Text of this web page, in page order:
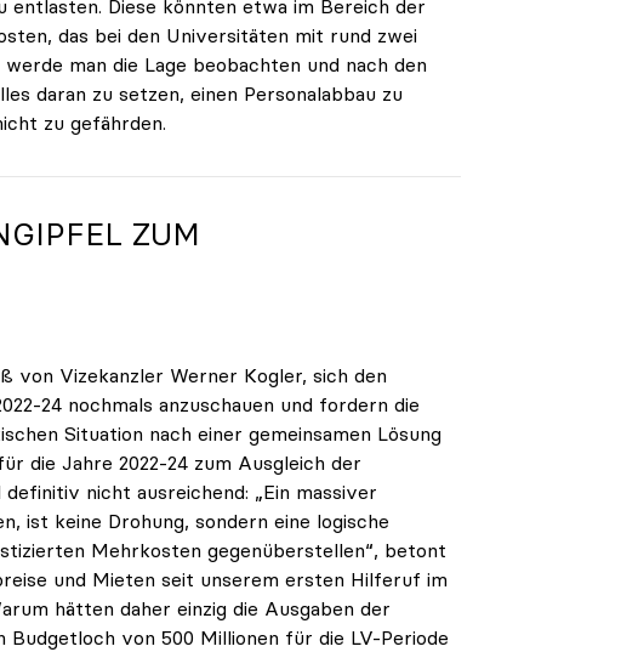
Diese könnten etwa im Bereich der
das bei den Universitäten mit rund zwei
man die Lage beobachten und nach den
daran zu setzen, einen Personalabbau zu
zu gefährden.
ZUM
von Vizekanzler Werner Kogler, sich den
24 nochmals anzuschauen und fordern die
Situation nach einer gemeinsamen Lösung
die Jahre 2022-24 zum Ausgleich der
nicht ausreichend: „Ein massiver
ist keine Drohung, sondern eine logische
Mehrkosten gegenüberstellen“, betont
und Mieten seit unserem ersten Hilferuf im
hätten daher einzig die Ausgaben der
von 500 Millionen für die LV-Periode